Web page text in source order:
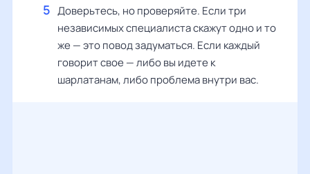
Доверьтесь, но проверяйте. Если три
независимых специалиста скажут одно и то
же — это повод задуматься. Если каждый
говорит свое — либо вы идете к
шарлатанам, либо проблема внутри вас.